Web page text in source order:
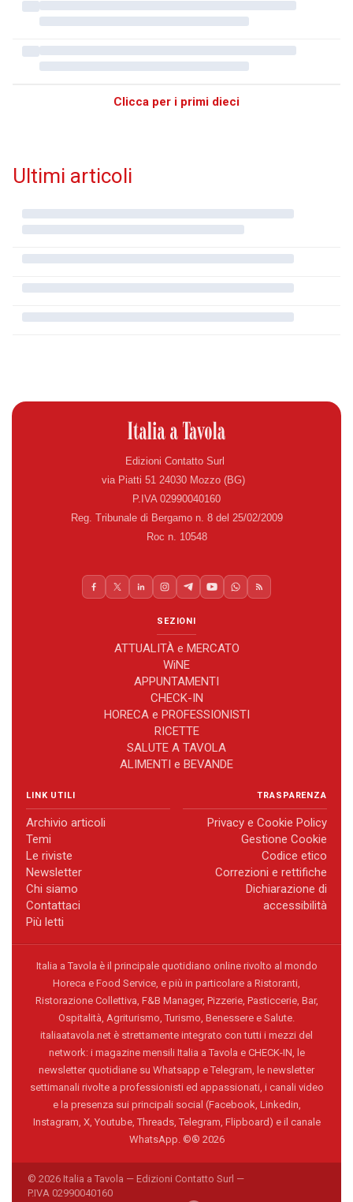
Clicca per i primi dieci
Ultimi articoli
Edizioni Contatto Surl
via Piatti 51 24030 Mozzo (BG)
P.IVA 02990040160
Reg. Tribunale di Bergamo n. 8 del 25/02/2009
Roc n. 10548
SEZIONI
ATTUALITÀ e MERCATO
WiNE
APPUNTAMENTI
CHECK-IN
HORECA e PROFESSIONISTI
RICETTE
SALUTE A TAVOLA
ALIMENTI e BEVANDE
LINK UTILI
Archivio articoli
Temi
Le riviste
Newsletter
Chi siamo
Contattaci
Più letti
TRASPARENZA
Privacy e Cookie Policy
Gestione Cookie
Codice etico
Correzioni e rettifiche
Dichiarazione di
accessibilità
Italia a Tavola è il principale quotidiano online rivolto al mondo
Horeca e Food Service, e più in particolare a Ristoranti,
Ristorazione Collettiva, F&B Manager, Pizzerie, Pasticcerie, Bar,
Ospitalità, Agriturismo, Turismo, Benessere e Salute.
italiaatavola.net è strettamente integrato con tutti i mezzi del
network: i magazine mensili Italia a Tavola e CHECK-IN, le
newsletter quotidiane su Whatsapp e Telegram, le newsletter
settimanali rivolte a professionisti ed appassionati, i canali video
e la presenza sui principali social (Facebook, Linkedin,
Instagram, X, Youtube, Threads, Telegram, Flipboard) e il canale
WhatsApp. ©® 2026
© 2026 Italia a Tavola — Edizioni Contatto Surl —
P.IVA 02990040160